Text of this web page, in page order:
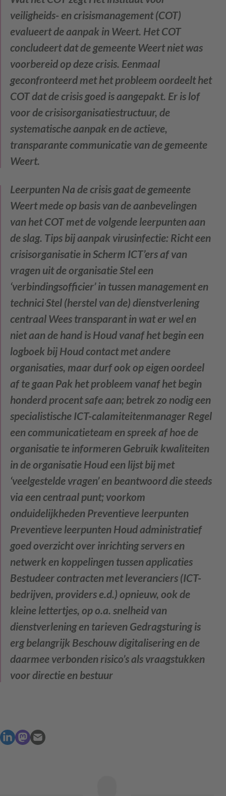
veiligheids- en crisismanagement (COT)
evalueert de aanpak in Weert. Het COT
concludeert dat de gemeente Weert niet was
voorbereid op deze crisis. Eenmaal
geconfronteerd met het probleem oordeelt het
COT dat de crisis goed is aangepakt. Er is lof
voor de crisisorganisatiestructuur, de
systematische aanpak en de actieve,
transparante communicatie van de gemeente
Weert.
Leerpunten Na de crisis gaat de gemeente
Weert mede op basis van de aanbevelingen
van het COT met de volgende leerpunten aan
de slag. Tips bij aanpak virusinfectie: Richt een
crisisorganisatie in Scherm ICT’ers af van
vragen uit de organisatie Stel een
‘verbindingsofficier’ in tussen management en
technici Stel (herstel van de) dienstverlening
centraal Wees transparant in wat er wel en
niet aan de hand is Houd vanaf het begin een
logboek bij Houd contact met andere
organisaties, maar durf ook op eigen oordeel
af te gaan Pak het probleem vanaf het begin
honderd procent safe aan; betrek zo nodig een
specialistische ICT-calamiteitenmanager Regel
een communicatieteam en spreek af hoe de
organisatie te informeren Gebruik kwaliteiten
in de organisatie Houd een lijst bij met
‘veelgestelde vragen’ en beantwoord die steeds
via een centraal punt; voorkom
onduidelijkheden Preventieve leerpunten
Preventieve leerpunten Houd administratief
goed overzicht over inrichting servers en
netwerk en koppelingen tussen applicaties
Bestudeer contracten met leveranciers (ICT-
bedrijven, providers e.d.) opnieuw, ook de
kleine lettertjes, op o.a. snelheid van
dienstverlening en tarieven Gedragsturing is
erg belangrijk Beschouw digitalisering en de
daarmee verbonden risico’s als vraagstukken
voor directie en bestuur